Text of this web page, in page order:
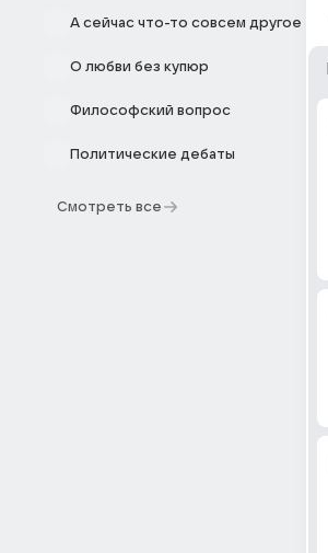
А сейчас что-то совсем другое
О любви без купюр
Философский вопрос
Политические дебаты
Смотреть все